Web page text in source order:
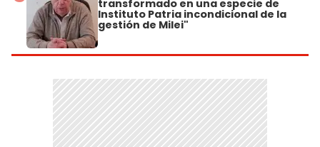
transformado en una especie de
Instituto Patria incondicional de la
gestión de Milei"